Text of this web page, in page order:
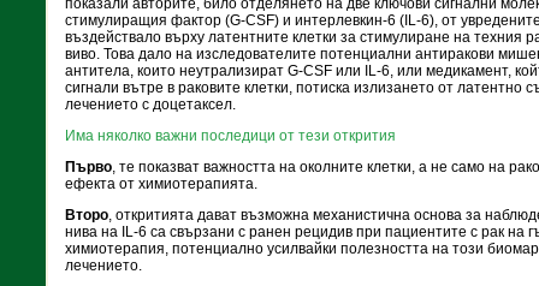
показали авторите, било отделянето на две ключови сигнални
стимулиращия фактор (G-CSF) и интерлевкин-6 (IL-6), от
въздействало върху латентните клетки за стимулиране на техния
виво. Това дало на изследователите потенциални антиракови
антитела, които неутрализират G-CSF или IL-6, или медикамент,
сигнали вътре в раковите клетки, потиска излизането от латентно
лечението с доцетаксел.
Има няколко важни последици от тези открития
Първо, те показват важността на околните клетки, а не само на
ефекта от химиотерапията.
Второ, откритията дават възможна механистична основа за
нива на IL-6 са свързани с ранен рецидив при пациентите с рак на
химиотерапия, потенциално усилвайки полезността на този
лечението.